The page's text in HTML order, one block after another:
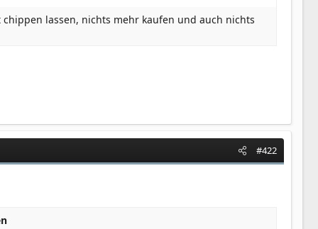
lassen, nichts mehr kaufen und auch nichts
#422